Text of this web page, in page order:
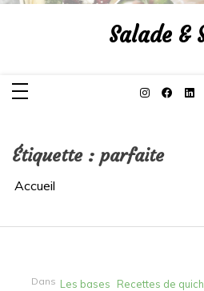
Aller
Salade &
Étiquette : parfaite
Accueil
Dans Les bases Recettes de